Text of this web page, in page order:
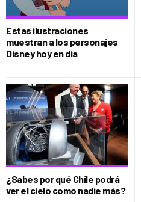
Estas ilustraciones
muestran a los personajes
Disney hoy en día
¿Sabes por qué Chile podrá
ver el cielo como nadie más?